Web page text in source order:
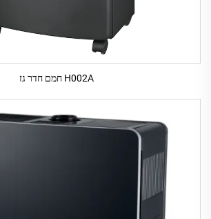
H002A חמם חדר גז